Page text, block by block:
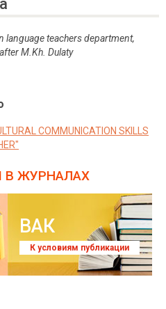
teachers department,
M.Kh. Dulaty
COMMUNICATION SKILLS
В ЖУРНАЛАХ
ВАК
К условиям публикации